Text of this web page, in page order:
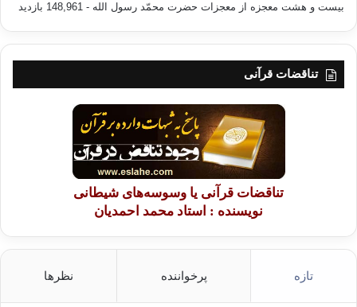
بیست و هشت معجزه از معجزات حضرت محمّد رسول الله - 148,961 بازدید
تناقضات قرآنی
تناقضات قرآنی یا وسوسه‌های شیطانی
نویسنده : استاد محمد احمدیان
تازه پرخواننده نظرها